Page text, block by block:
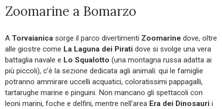
Zoomarine a Bomarzo
A Torvaianica sorge il parco divertimenti Zoomarine dove, oltre
alle giostre come La Laguna dei Pirati dove si svolge una vera
battaglia navale e Lo Squalotto (una montagna russa adatta ai
più piccoli), c’è la sezione dedicata agli animali: qui le famiglie
potranno ammirare uccelli acquatici, coloratissimi pappagalli,
tartarughe marine e pinguini. Non mancano gli spettacoli con
leoni marini, foche e delfini, mentre nell’area Era dei Dinosauri i